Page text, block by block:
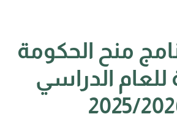
منح الحكومة
للعام الدراسي
2025/